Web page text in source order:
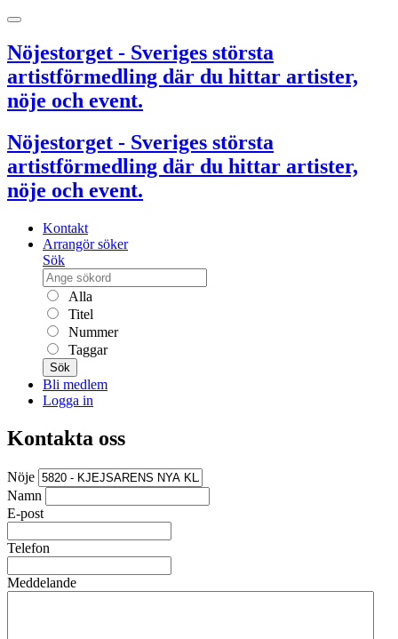
Nöjestorget - Sveriges största
artistförmedling där du hittar artister,
nöje och event.
Nöjestorget - Sveriges största
artistförmedling där du hittar artister,
nöje och event.
Kontakt
Arrangör söker
Sök
Alla
Titel
Nummer
Taggar
Sök
Bli medlem
Logga in
Kontakta oss
Nöje
Namn
E-post
Telefon
Meddelande